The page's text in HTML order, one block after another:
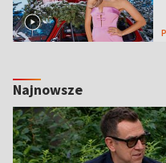
Najnowsze